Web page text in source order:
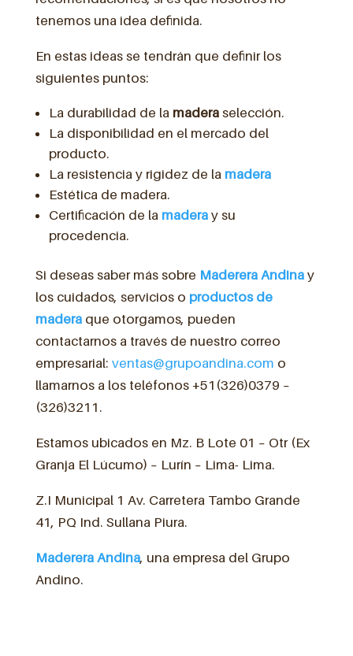
tenemos una idea definida.
En estas ideas se tendrán que definir los
siguientes puntos:
La durabilidad de la maderaselección.
La disponibilidad en el mercado del
producto.
La resistencia y rigidez de la madera
Estética de madera.
Certificación de la maderay su
procedencia.
Si deseas saber más sobre Maderera Andinay
los cuidados, servicios o productos de
maderaque otorgamos, pueden
contactarnos a través de nuestro correo
empresarial: ventas@grupoandina.com o
llamarnos a los teléfonos +51(326)0379 –
(326)3211.
Estamos ubicados en Mz. B Lote 01 – Otr (Ex
Granja El Lúcumo) – Lurín – Lima- Lima.
Z.I Municipal 1 Av. Carretera Tambo Grande
41, PQ Ind. Sullana Piura.
Maderera Andina, una empresa del Grupo
Andino.